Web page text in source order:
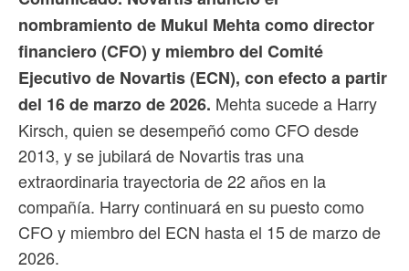
nombramiento de Mukul Mehta como director
financiero (CFO) y miembro del Comité
Ejecutivo de Novartis (ECN), con efecto a partir
del 16 de marzo de 2026. Mehta sucede a Harry
Kirsch, quien se desempeñó como CFO desde
2013, y se jubilará de Novartis tras una
extraordinaria trayectoria de 22 años en la
compañía. Harry continuará en su puesto como
CFO y miembro del ECN hasta el 15 de marzo de
2026.